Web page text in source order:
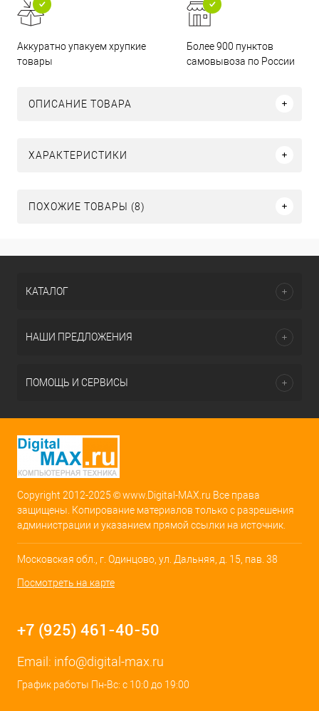
Аккуратно упакуем хрупкие
товары
Более 900 пунктов
самовывоза по России
ОПИСАНИЕ ТОВАРА
ХАРАКТЕРИСТИКИ
ПОХОЖИЕ ТОВАРЫ (8)
КАТАЛОГ
НАШИ ПРЕДЛОЖЕНИЯ
ПОМОЩЬ И СЕРВИСЫ
Copyright 2012-2025 © www.Digital-MAX.ru Все права
защищены. Копирование материалов только с разрешения
администрации и указанием прямой ссылки на источник.
Московская обл., г. Одинцово, ул. Дальняя, д. 15, пав. 38
Посмотреть на карте
+7 (925) 461-40-50
Email: info@digital-max.ru
График работы Пн-Вс: с 10:0 до 19:00